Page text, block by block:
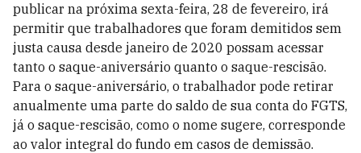
publicar na próxima sexta-feira, 28 de fevereiro, irá
permitir que trabalhadores que foram demitidos sem
justa causa desde janeiro de 2020 possam acessar
tanto o saque-aniversário quanto o saque-rescisão.
Para o saque-aniversário, o trabalhador pode retirar
anualmente uma parte do saldo de sua conta do FGTS,
já o saque-rescisão, como o nome sugere, corresponde
ao valor integral do fundo em casos de demissão.